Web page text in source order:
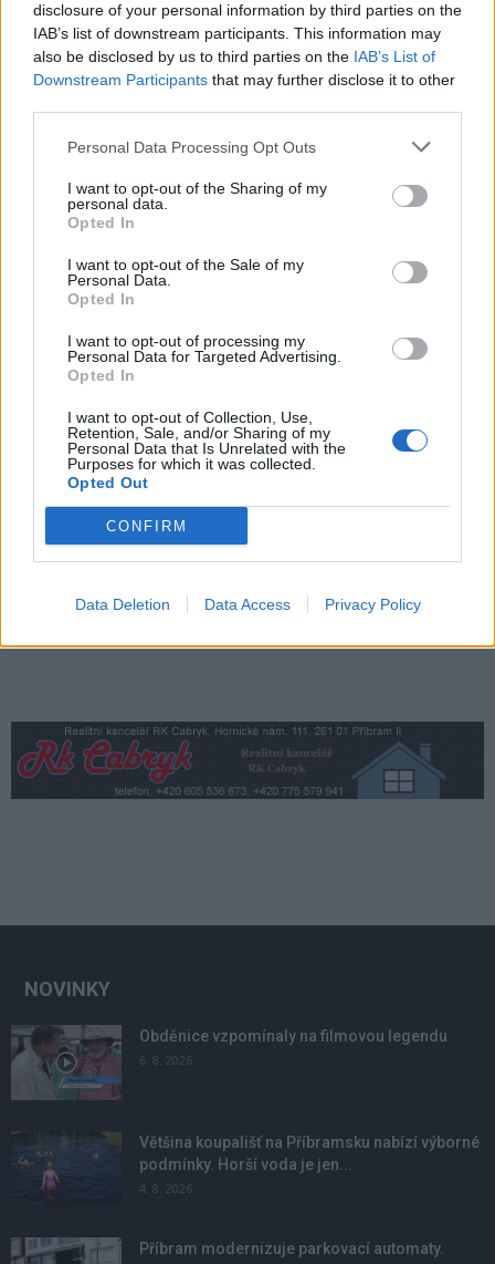
disclosure of your personal information by third parties on the
IAB’s list of downstream participants. This information may
also be disclosed by us to third parties on the IAB’s List of
Downstream Participants that may further disclose it to other
Personal Data Processing Opt Outs
I want to opt-out of the Sharing of my
personal data.
Opted In
I want to opt-out of the Sale of my
Personal Data.
Opted In
I want to opt-out of processing my
Personal Data for Targeted Advertising.
Opted In
I want to opt-out of Collection, Use,
Retention, Sale, and/or Sharing of my
Personal Data that Is Unrelated with the
Purposes for which it was collected.
Opted Out
CONFIRM
Data Deletion Data Access Privacy Policy
Předchozí článek
Masopustním rejem ožil
skanzen ve Vysokém Chlumci
i areál Ševčinského dolu
Následující článek
Projekt „Kam chceš dojít“ varuje
před drogami: Policie školákům
ukazuje realitu kriminality
VÍCE OD AUTORA
Zpravodajství
výborné podmínky. Horší voda je jen na
Živohošti
Zpravodajství
Příbram modernizuje parkovací automaty.
Přibudou i tři nové poblíž Svaté Hory
Středočeský kraj upravil pravidla soutěže.
Obce nově získají body i za předcházení
vzniku odpadu
NOVINKY
Obděnice vzpomínaly na filmovou legendu
6. 8. 2026
Většina koupališť na Příbramsku nabízí výborné
podmínky. Horší voda je jen...
4. 8. 2026
Příbram modernizuje parkovací automaty.